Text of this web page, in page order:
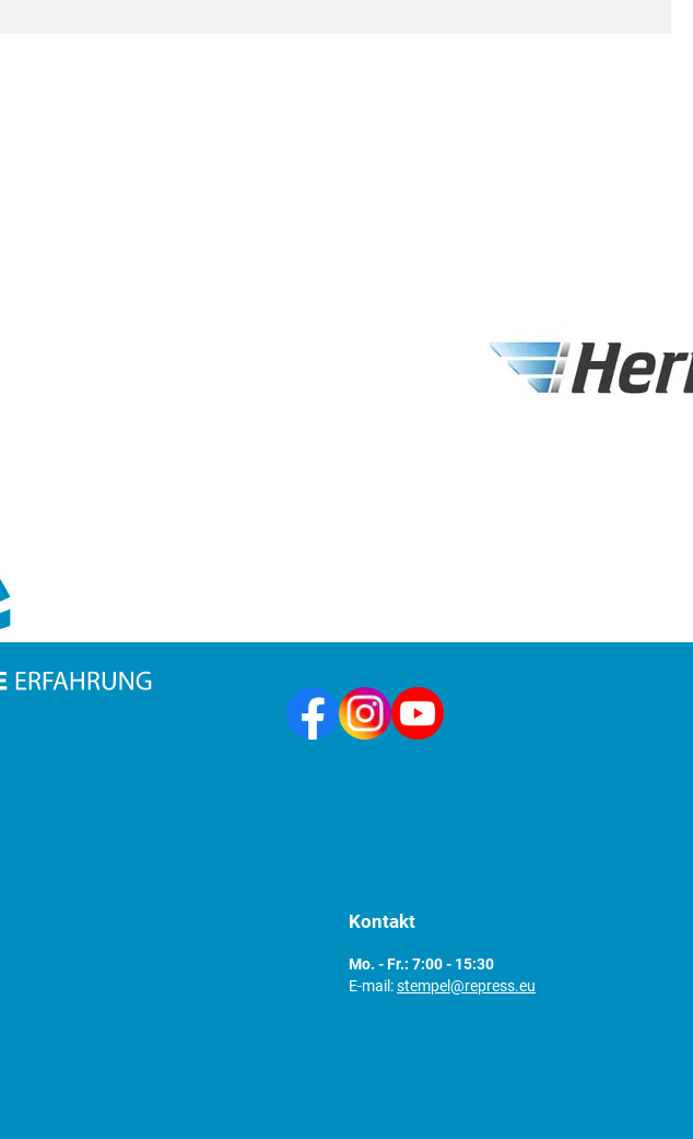
Kontakt
Mo. - Fr.: 7:00 - 15:30
E-mail:stempel@repress.eu